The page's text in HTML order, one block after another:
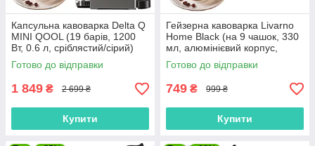
Капсульна кавоварка Delta Q
MINI QOOL (19 барів, 1200
Вт, 0.6 л, сріблястий/сірий)
Готово до відправки
1 849 ₴ 2 699 ₴
Купити
Гейзерна кавоварка Livarno
Home Black (на 9 чашок, 330
мл, алюмінієвий корпус,
Німеччина)
Готово до відправки
749 ₴ 999 ₴
Купити